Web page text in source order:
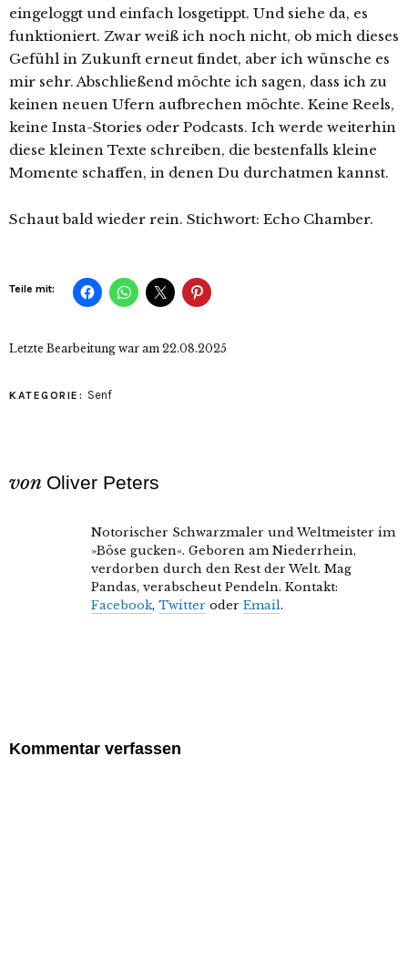
eingeloggt und einfach losgetippt. Und siehe da, es
funktioniert. Zwar weiß ich noch nicht, ob mich dieses
Gefühl in Zukunft erneut findet, aber ich wünsche es
mir sehr. Abschließend möchte ich sagen, dass ich zu
keinen neuen Ufern aufbrechen möchte. Keine Reels,
keine Insta-Stories oder Podcasts. Ich werde weiterhin
diese kleinen Texte schreiben, die bestenfalls kleine
Momente schaffen, in denen Du durchatmen kannst.
Schaut bald wieder rein. Stichwort: Echo Chamber.
Teile mit:
Letzte Bearbeitung war am 22.08.2025
KATEGORIE: Senf
von Oliver Peters
Notorischer Schwarzmaler und Weltmeister im
»Böse gucken«. Geboren am Niederrhein,
verdorben durch den Rest der Welt. Mag
Pandas, verabscheut Pendeln. Kontakt:
Facebook, Twitter oder Email.
Kommentar verfassen